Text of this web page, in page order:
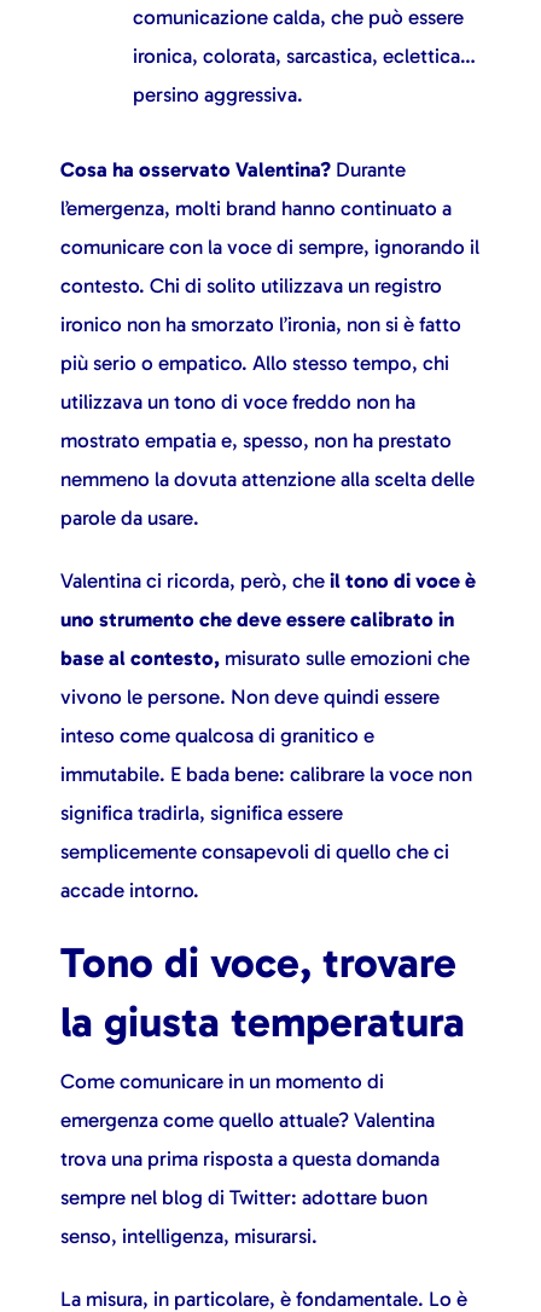
comunicazione calda, che può essere
ironica, colorata, sarcastica, eclettica…
persino aggressiva.
Cosa ha osservato Valentina? Durante
l’emergenza, molti brand hanno continuato a
comunicare con la voce di sempre, ignorando il
contesto. Chi di solito utilizzava un registro
ironico non ha smorzato l’ironia, non si è fatto
più serio o empatico. Allo stesso tempo, chi
utilizzava un tono di voce freddo non ha
mostrato empatia e, spesso, non ha prestato
nemmeno la dovuta attenzione alla scelta delle
parole da usare.
Valentina ci ricorda, però, che il tono di voce è
uno strumento che deve essere calibrato in
base al contesto, misurato sulle emozioni che
vivono le persone. Non deve quindi essere
inteso come qualcosa di granitico e
immutabile. E bada bene: calibrare la voce non
significa tradirla, significa essere
semplicemente consapevoli di quello che ci
accade intorno.
Tono di voce, trovare
la giusta temperatura
Come comunicare in un momento di
emergenza come quello attuale? Valentina
trova una prima risposta a questa domanda
sempre nel blog di Twitter: adottare buon
senso, intelligenza, misurarsi.
La misura, in particolare, è fondamentale. Lo è